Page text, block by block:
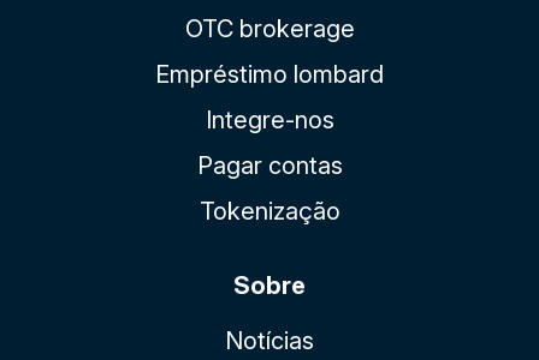
OTC brokerage
Empréstimo lombard
Integre-nos
Pagar contas
Tokenização
Sobre
Notícias